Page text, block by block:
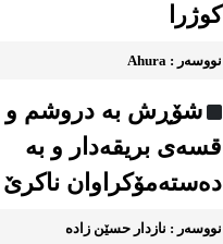
کوژرا
نووسه‌ر : Ahura
شۆڕش به دروشم و
قسه‌ی بریقه‌دار و به
ده‌سته‌مۆکراوان ناکرێ
نووسه‌ر : نازدار حسێن زاده